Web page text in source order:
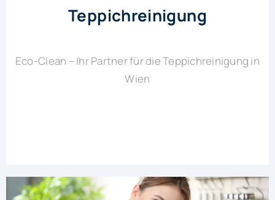
Teppichreinigung
Eco-Clean – Ihr Partner für die Teppichreinigung in
Wien